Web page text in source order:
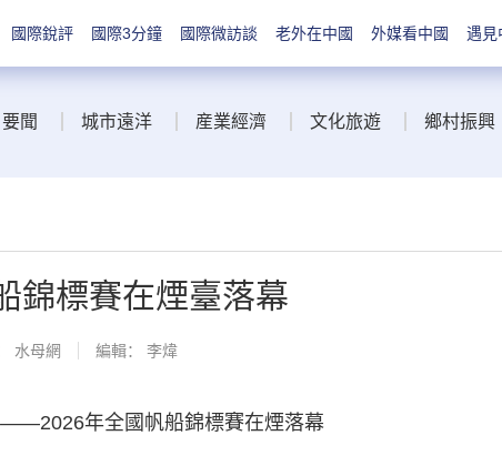
國際銳評 國際3分鐘 國際微訪談 老外在中國 外媒看中國 遇見
要聞 城市遠洋 産業經濟 文化旅遊 鄉村振興
錦標賽在煙臺落幕
水母網 編輯： 李煒
年全國帆船錦標賽在煙落幕